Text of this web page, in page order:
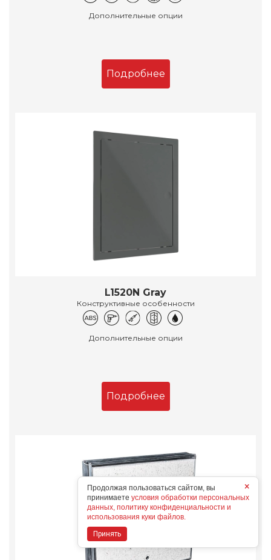
Дополнительные опции
Подробнее
L1520N Gray
Конструктивные особенности
Дополнительные опции
Подробнее
×
Продолжая пользоваться сайтом, вы
принимаете условия обработки персональных
данных, политику конфиденциальности и
использования куки файлов.
Принять